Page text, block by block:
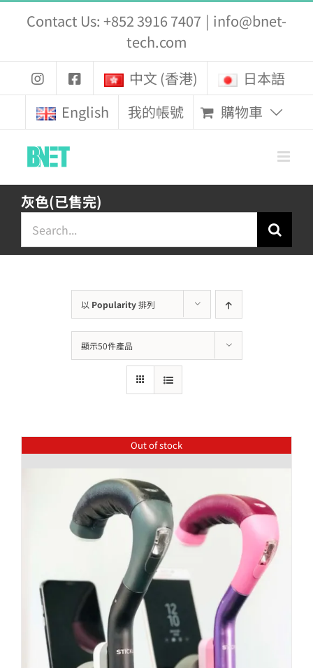
content
Contact Us: +852 3916 7407 | info@bnet-
tech.com
中文 (香港)
日本語
English
我的帳號 購物車
灰色(已售完)
Search
for:
以 Popularity排列
顯示50件產品
Out of stock